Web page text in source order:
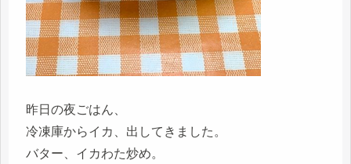
昨日の夜ごはん、
冷凍庫からイカ、出してきました。
バター、イカわた炒め。